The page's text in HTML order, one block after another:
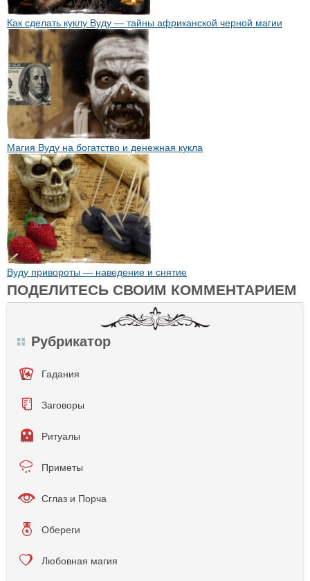
Как сделать куклу Вуду — тайны африканской черной магии
Магия Вуду на богатство и денежная кукла
Вуду привороты — наведение и снятие
ПОДЕЛИТЕСЬ СВОИМ КОММЕНТАРИЕМ
Рубрикатор
Гадания
Заговоры
Ритуалы
Приметы
Сглаз и Порча
Обереги
Любовная магия